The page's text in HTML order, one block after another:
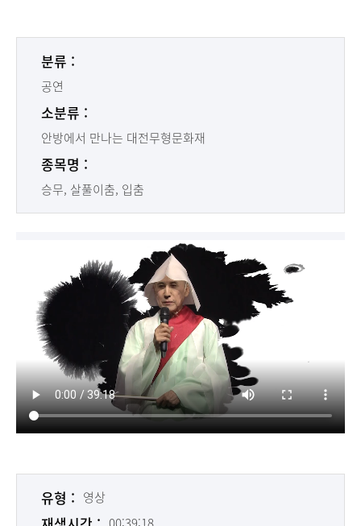
분류 :
공연
소분류 :
안방에서 만나는 대전무형문화재
종목명 :
승무, 살풀이춤, 입춤
유형 : 영상